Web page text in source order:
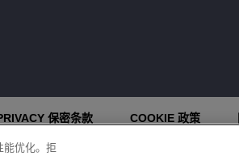
保密条款 COOKIE 政策
能优化。拒